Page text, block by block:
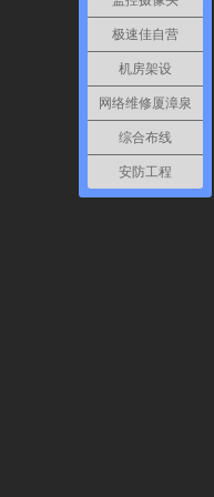
极速佳自营
机房架设
网络维修厦漳泉
综合布线
安防工程